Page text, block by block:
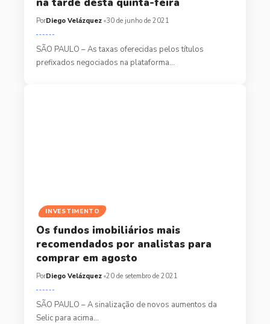
PorDiego Velázquez 30 de junho de 2021
SÃO PAULO – As taxas oferecidas pelos títulos
prefixados negociados na plataforma…
INVESTIMENTO
Os fundos imobiliários mais
recomendados por analistas para
comprar em agosto
PorDiego Velázquez 20 de setembro de 2021
SÃO PAULO – A sinalização de novos aumentos da
Selic para acima…